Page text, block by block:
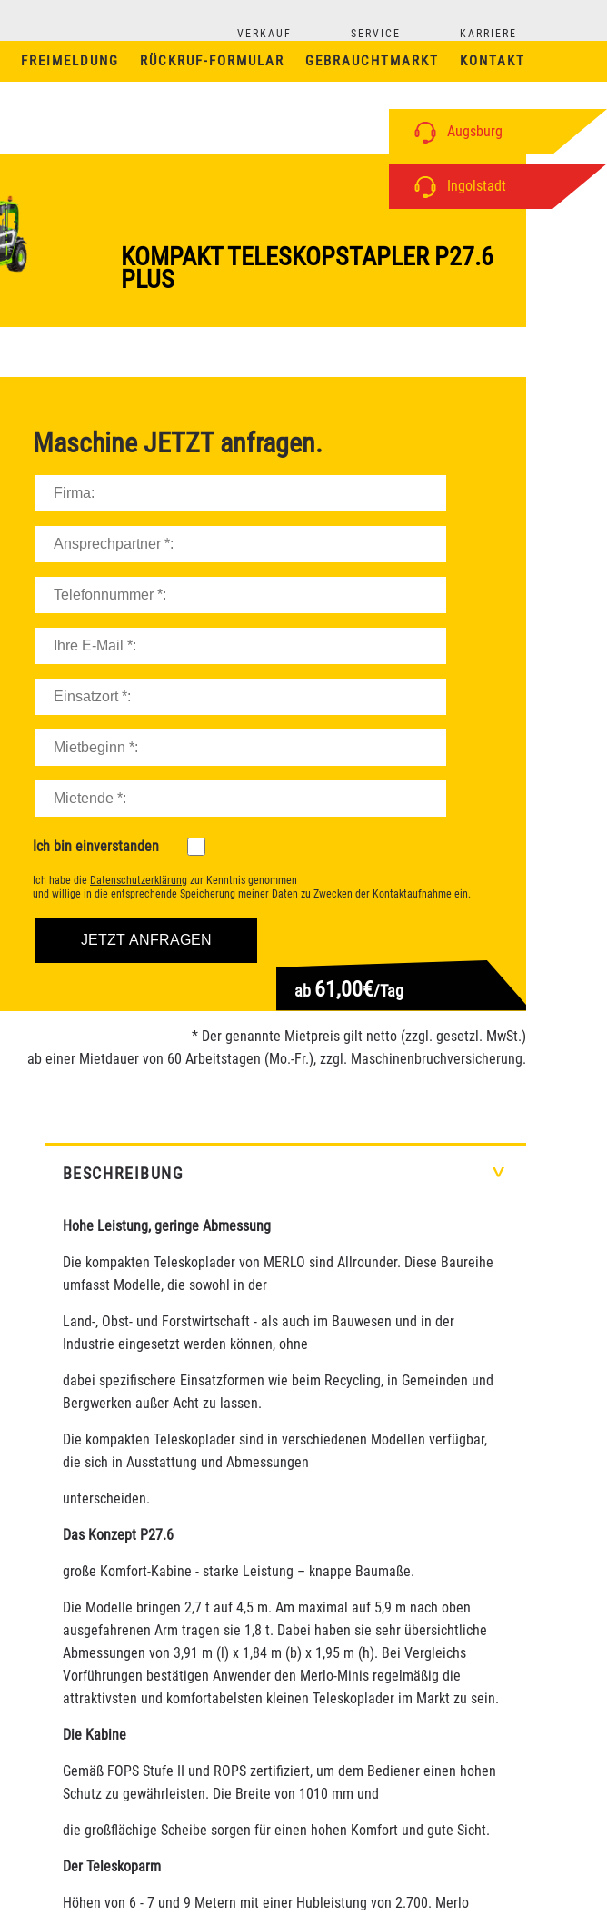
VERKAUF SERVICE KARRIERE
FREIMELDUNG RÜCKRUF-FORMULAR GEBRAUCHTMARKT KONTAKT
KOMPAKT TELESKOPSTAPLER P27.6
PLUS
Maschine JETZTanfragen.
Ich bin einverstanden
Ich habe die Datenschutzerklärung zur Kenntnis genommen
und willige in die entsprechende Speicherung meiner Daten zu Zwecken der Kontaktaufnahme ein.
ab 61,00€/Tag
* Der genannte Mietpreis gilt netto (zzgl. gesetzl. MwSt.)
ab einer Mietdauer von 60 Arbeitstagen (Mo.-Fr.), zzgl. Maschinenbruchversicherung.
BESCHREIBUNG >
Hohe Leistung, geringe Abmessung
Die kompakten Teleskoplader von MERLO sind Allrounder. Diese Baureihe
umfasst Modelle, die sowohl in der
Land-, Obst- und Forstwirtschaft - als auch im Bauwesen und in der
Industrie eingesetzt werden können, ohne
dabei spezifischere Einsatzformen wie beim Recycling, in Gemeinden und
Bergwerken außer Acht zu lassen.
Die kompakten Teleskoplader sind in verschiedenen Modellen verfügbar,
die sich in Ausstattung und Abmessungen
unterscheiden.
Das Konzept P27.6
große Komfort-Kabine - starke Leistung – knappe Baumaße.
Die Modelle bringen 2,7 t auf 4,5 m. Am maximal auf 5,9 m nach oben
ausgefahrenen Arm tragen sie 1,8 t. Dabei haben sie sehr übersichtliche
Abmessungen von 3,91 m (l) x 1,84 m (b) x 1,95 m (h). Bei Vergleichs
Vorführungen bestätigen Anwender den Merlo-Minis regelmäßig die
attraktivsten und komfortabelsten kleinen Teleskoplader im Markt zu sein.
Die Kabine
Gemäß FOPS Stufe II und ROPS zertifiziert, um dem Bediener einen hohen
Schutz zu gewährleisten. Die Breite von 1010 mm und
die großflächige Scheibe sorgen für einen hohen Komfort und gute Sicht.
Der Teleskoparm
Höhen von 6 - 7 und 9 Metern mit einer Hubleistung von 2.700. Merlo
Augsburg
Ingolstadt